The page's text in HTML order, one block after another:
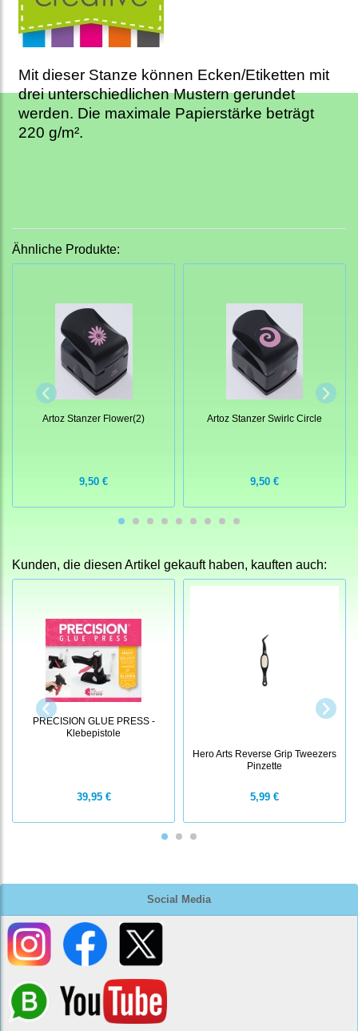
Social Media
Mit dieser Stanze können Ecken/Etiketten mit
drei unterschiedlichen Mustern gerundet
werden. Die maximale Papierstärke beträgt
220 g/m².
Ähnliche Produkte:
Artoz Stanzer Flower(2)
9,50 €
Artoz Stanzer Swirlc Circle
9,50 €
Kunden, die diesen Artikel gekauft haben, kauften auch:
PRECISION GLUE PRESS -
Klebepistole
39,95 €
Hero Arts Reverse Grip Tweezers
Pinzette
5,99 €